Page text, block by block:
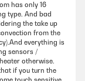
has only 16
type. And bad
the take up
from the
everything is
sensors /
otherwise.
if you turn the